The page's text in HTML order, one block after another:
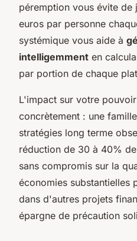
péremption vous évite de
euros par personne
systémique vous aide à
intelligemment en
par portion de chaque
L'impact sur votre
concrètement : une
stratégies long terme
réduction de 30 à 40%
sans compromis sur la
économies substantielles
dans d'autres projets
épargne de précaution